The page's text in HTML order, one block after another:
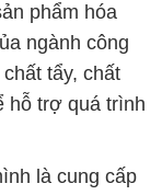
phẩm hóa
ngành công
tẩy, chất
hỗ trợ quá trình
là cung cấp